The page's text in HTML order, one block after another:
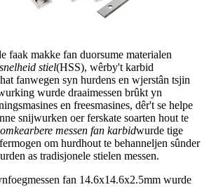
faak makke fan duorsume materialen
stiel(HSS), wêrby't karbid
fanwegen syn hurdens en wjerstân tsjin
wurde draaimessen brûkt yn
en freesmasines, dêr't se helpe
snijwurken oer ferskate soarten hout te
omkearbere messen fan karbidwurde tige
om hurdhout te behanneljen sûnder
as tradisjonele stielen messen.
fan 14.6x14.6x2.5mm wurde